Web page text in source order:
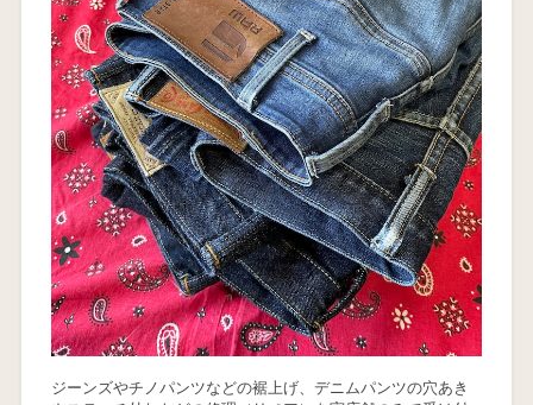
ジーンズやチノパンツなどの裾上げ、デニムパンツの穴あき